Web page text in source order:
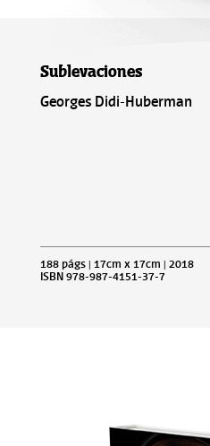
Sublevaciones
Georges Didi-Huberman
188 págs | 17cm x 17cm | 2018
ISBN 978-987-4151-37-7